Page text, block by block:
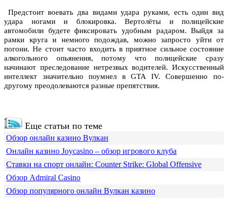
Предстоит воевать два видами удара руками, есть один вид
удара ногами и блокировка. Вертолёты и полицейские
автомобили будете фиксировать удобным радаром. Выйдя за
рамки круга и немного подождав, можно запросто уйти от
погони. Не стоит часто входить в приятное сильное состояние
алкогольного опьянения, потому что полицейские сразу
начинают преследование нетрезвых водителей. Искусственный
интеллект значительно поумнел в GTA IV. Совершенно по-
другому преодолеваются разные препятствия.
Еще статьи по теме
Обзор онлайн казино Вулкан
Онлайн казино Joycasino – обзор игрового клуба
Ставки на спорт онлайн: Counter Strike: Global Offensive
Обзор Admiral Casino
Обзор популярного онлайн Вулкан казино